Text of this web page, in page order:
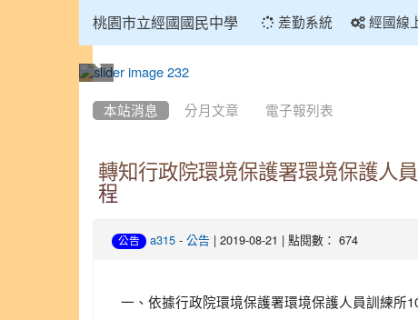
桃園市立經國國民中學 差勤系統 經國線
本站消息 分月文章 電子報列表
轉知行政院環境保護署環境保護人
程
公告 a315 - 公告 | 2019-08-21 | 點閱數： 674
一、依據行政院環境保護署環境保護人員訓練所